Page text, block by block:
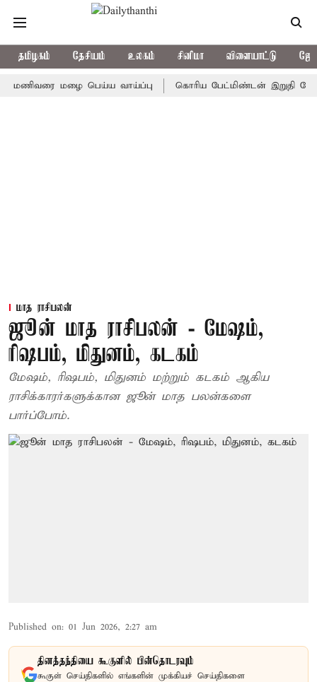
தமிழகம் தேசியம் உலகம் சினிமா விளையாட்டு
மழை பெய்ய வாய்ப்பு கொரிய பேட்மிண்டன் இறுதி போட்டி;
மாத ராசிபலன்
ஜூன் மாத ராசிபலன் - மேஷம்,
ரிஷபம், மிதுனம், கடகம்
மேஷம், ரிஷபம், மிதுனம் மற்றும் கடகம் ஆகிய
ராசிக்காரர்களுக்கான ஜூன் மாத பலன்களை
பார்ப்போம்.
Published on: 01 Jun 2026, 2:27 am
தினத்தந்தியை கூகுளில் பின்தொடரவும்
கூகுள் செய்திகளில் எங்களின் முக்கியச் செய்திகளை